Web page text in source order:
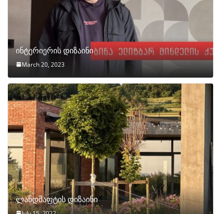
ინტერიერის დიზაინი
March 20, 2023
ლანდშაფტის დიზაინი